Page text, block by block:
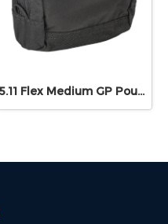
5.11 Flex Medium GP Pouch